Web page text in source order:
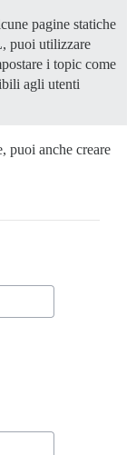
pagine statiche
puoi utilizzare
i topic come
agli utenti
puoi anche creare